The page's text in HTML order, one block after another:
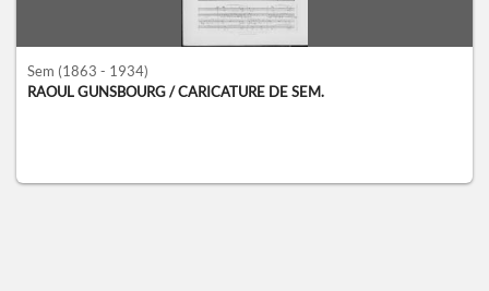
Sem (1863 - 1934)
RAOUL GUNSBOURG / CARICATURE DE SEM.